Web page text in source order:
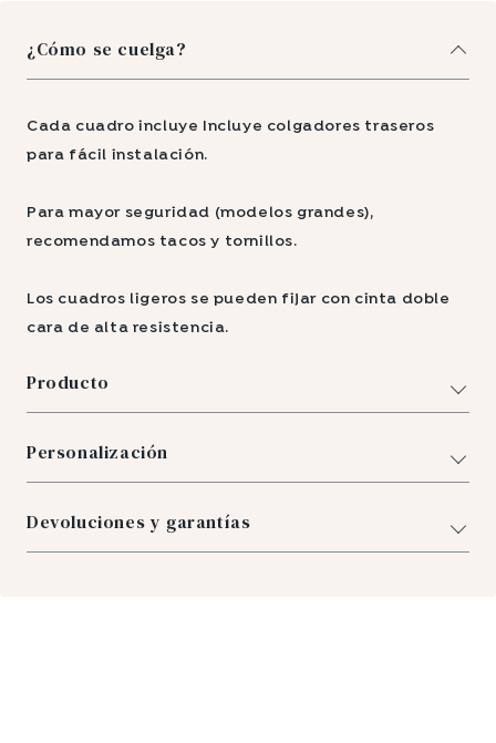
¿Cómo se cuelga?
Cada cuadro incluye Incluye colgadores traseros
para fácil instalación.
Para mayor seguridad (modelos grandes),
recomendamos tacos y tornillos.
Los cuadros ligeros se pueden fijar con cinta doble
cara de alta resistencia.
Producto
Personalización
Devoluciones y garantías